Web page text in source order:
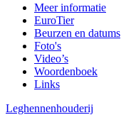
Meer informatie
EuroTier
Beurzen en datums
Foto's
Video’s
Woordenboek
Links
Leghennenhouderij